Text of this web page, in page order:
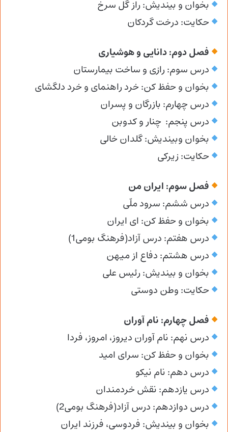
بخوان و بیندیش: راز گل سرخ
حکایت: درخت گردکان
فصل دوم: دانایی و هوشیاری
درس سوم: رازی و ساخت بیمارستان
بخوان و حفظ کن: خرد راهنمای و خرد دلگشای
درس چهارم: بازرگان و پسران
درس پنجم: چنار و کدوبن
بخوان وبیندیش: گلدان خالی
حکایت: زیرکی
فصل سوم: ایران من
درس ششم: سرود ملّی
بخوان و حفظ کن: ای ایران
درس هفتم: درس آزاد(فرهنگ بومی1)
درس هشتم: دفاع از میهن
بخوان و بیندیش: رئیس علی
حکایت: وطن دوستی
فصل چهارم: نام آوران
درس نهم: نام آوران دیروز، امروز، فردا
بخوان و حفظ کن: سرای امید
درس دهم: نام نیکو
درس یازدهم: نقش خردمندان
درس دوازدهم: درس آزاد(فرهنگ بومی2)
بخوان و بیندیش: فردوسی، فرزند ایران